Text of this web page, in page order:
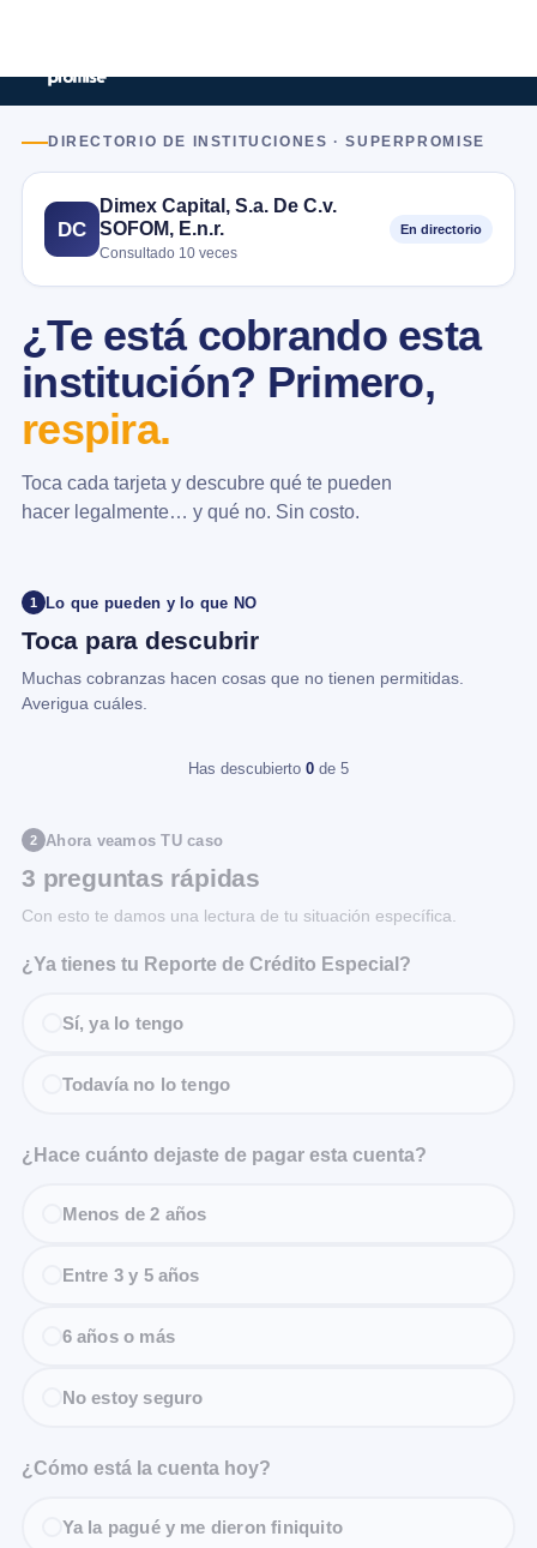
DIRECTORIO DE INSTITUCIONES · SUPERPROMISE
DC
Dimex Capital, S.a. De C.v.
SOFOM, E.n.r.
Consultado 10 veces
En directorio
¿Te está cobrando esta
institución? Primero,
respira.
Toca cada tarjeta y descubre qué te pueden
hacer legalmente… y qué no. Sin costo.
1 Lo que pueden y lo que NO
Toca para descubrir
Muchas cobranzas hacen cosas que no tienen permitidas.
Averigua cuáles.
Has descubierto 0 de 5
2 Ahora veamos TU caso
3 preguntas rápidas
Con esto te damos una lectura de tu situación específica.
¿Ya tienes tu Reporte de Crédito Especial?
Sí, ya lo tengo
Todavía no lo tengo
¿Hace cuánto dejaste de pagar esta cuenta?
Menos de 2 años
Entre 3 y 5 años
6 años o más
No estoy seguro
¿Cómo está la cuenta hoy?
Ya la pagué y me dieron finiquito